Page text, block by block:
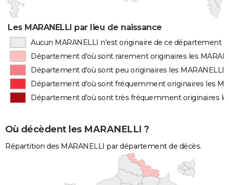
Les MARANELLI par lieu de naissance
Aucun MARANELLI n'est originaire de ce département
Département d'où sont rarement originaires les
Département d'où sont peu originaires les MARANELLI
Département d'où sont fréquemment originaires les
Département d'où sont très fréquemment originaires
Où décèdent les MARANELLI ?
Répartition des MARANELLI par département de décès.